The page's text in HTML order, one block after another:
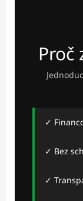
Proč
✓
✓ Bez
✓